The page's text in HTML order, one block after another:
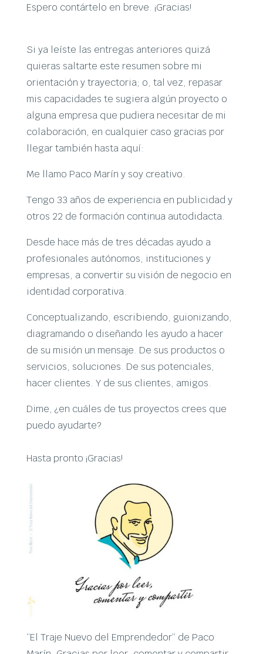
Espero contártelo en breve. ¡Gracias!
Si ya leíste las entregas anteriores quizá
quieras saltarte este resumen sobre mi
orientación y trayectoria; o, tal vez, repasar
mis capacidades te sugiera algún proyecto o
alguna empresa que pudiera necesitar de mi
colaboración, en cualquier caso gracias por
llegar también hasta aquí:
Me llamo Paco Marín y soy creativo.
Tengo 33 años de experiencia en publicidad y
otros 22 de formación continua autodidacta.
Desde hace más de tres décadas ayudo a
profesionales autónomos, instituciones y
empresas, a convertir su visión de negocio en
identidad corporativa.
Conceptualizando, escribiendo, guionizando,
diagramando o diseñando les ayudo a hacer
de su misión un mensaje. De sus productos o
servicios, soluciones. De sus potenciales,
hacer clientes. Y de sus clientes, amigos.
Dime, ¿en cuáles de tus proyectos crees que
puedo ayudarte?
Hasta pronto ¡Gracias!
“El Traje Nuevo del Emprendedor” de Paco